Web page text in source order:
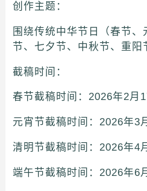
创作主题：
围绕传统中华节日（春节
节、七夕节、中秋节、重阳
截稿时间：
春节截稿时间：2026年2
元宵节截稿时间：2026年3
清明节截稿时间：2026年4
端午节截稿时间：2026年6